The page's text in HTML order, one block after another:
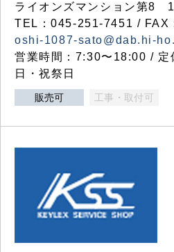
ライオンズマンション第8
TEL：045-251-7451 / FAX
oshi-1087-sato@dab.hi-
営業時間：7:30〜18:00 / 定
日・祝祭日
販売可 工事・取付可